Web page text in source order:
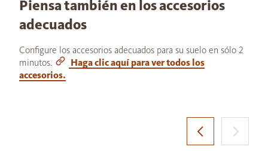
Piensa también en los accesorios
adecuados
Configure los accesorios adecuados para su suelo en sólo 2
minutos.
Haga clic aquí para ver todos los
accesorios.